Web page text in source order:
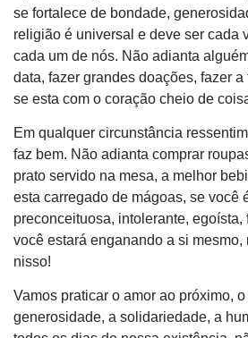
se fortalece de bondade,
religião é universal e deve ser cada
cada um de nós. Não adianta
data, fazer grandes doações, fazer
se esta com o coração cheio de
Em qualquer circunstância
faz bem. Não adianta comprar
prato servido na mesa, a melhor
esta carregado de mágoas, se você
preconceituosa, intolerante,
você estará enganando a si
nisso!
Vamos praticar o amor ao próximo,
generosidade, a solidariedade, a